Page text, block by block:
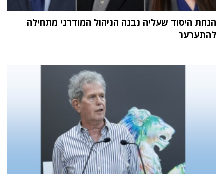
הנחת היסוד שעליה נבנה הניהול המודרני מתחילה
להתערער